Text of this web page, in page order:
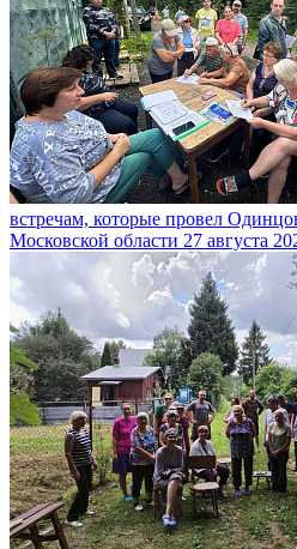
встречам, которые провел
Московской области 27 августа